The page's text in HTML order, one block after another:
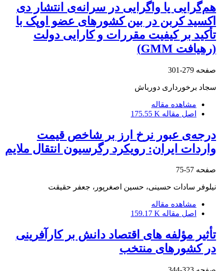
هم‌گرایی یا واگرایی در سرانه‌ی انتشار دی
اکسید کربن در بین کشورهای عضو اوپک با
تأکید بر کیفیت مقررات و کارایی دولت
(رهیافت GMM)
صفحه 279-301
سجاد برخورداری دورباش
مشاهده مقاله
اصل مقاله 175.55 K
درجه‌ی عبور نرخ ارز بر شاخص قیمت
واردات ایران: رویکرد رگرسیون انتقال ملایم
صفحه 57-75
نیلوفر سادات حسینی، حسین اصغرپور، جعفر حقیقت
مشاهده مقاله
اصل مقاله 159.17 K
تأثیر مؤلفه های اقتصاد دانش بر کارآفرینی
در کشورهای منتخب